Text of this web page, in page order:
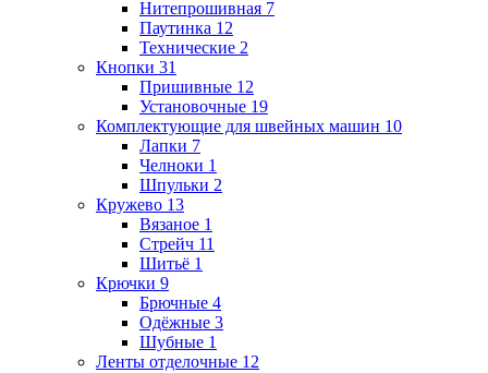
Нитепрошивная 7
Паутинка 12
Технические 2
Кнопки 31
Пришивные 12
Установочные 19
Комплектующие для швейных машин 10
Лапки 7
Челноки 1
Шпульки 2
Кружево 13
Вязаное 1
Стрейч 11
Шитьё 1
Крючки 9
Брючные 4
Одёжные 3
Шубные 1
Ленты отделочные 12